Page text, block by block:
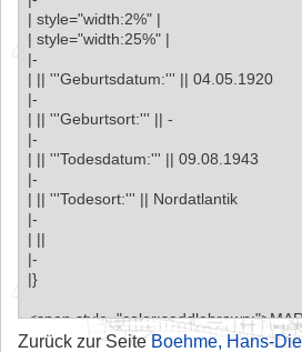
Zurück zur Seite Boehme, Hans-